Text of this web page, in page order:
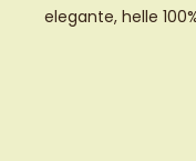
elegante, helle